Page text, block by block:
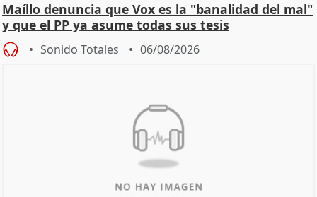
Maíllo denuncia que Vox es la "banalidad del mal"
y que el PP ya asume todas sus tesis
Sonido Totales 06/08/2026